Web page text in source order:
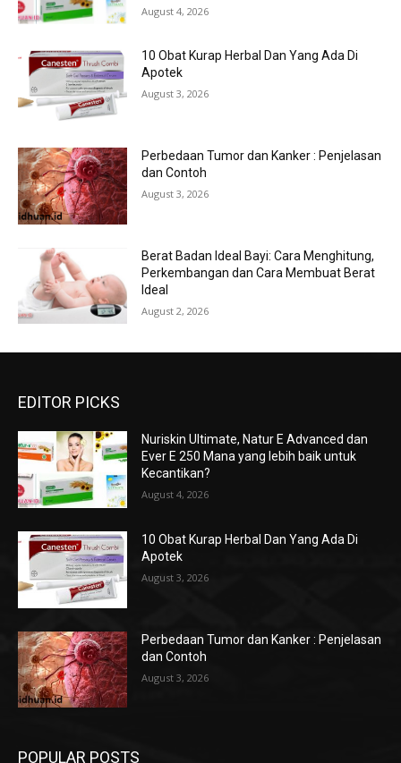
August 4, 2026
10 Obat Kurap Herbal Dan Yang Ada Di
Apotek
August 3, 2026
Perbedaan Tumor dan Kanker : Penjelasan
dan Contoh
August 3, 2026
Berat Badan Ideal Bayi: Cara Menghitung,
Perkembangan dan Cara Membuat Berat
Ideal
August 2, 2026
EDITOR PICKS
Nuriskin Ultimate, Natur E Advanced dan
Ever E 250 Mana yang lebih baik untuk
Kecantikan?
August 4, 2026
10 Obat Kurap Herbal Dan Yang Ada Di
Apotek
August 3, 2026
Perbedaan Tumor dan Kanker : Penjelasan
dan Contoh
August 3, 2026
POPULAR POSTS